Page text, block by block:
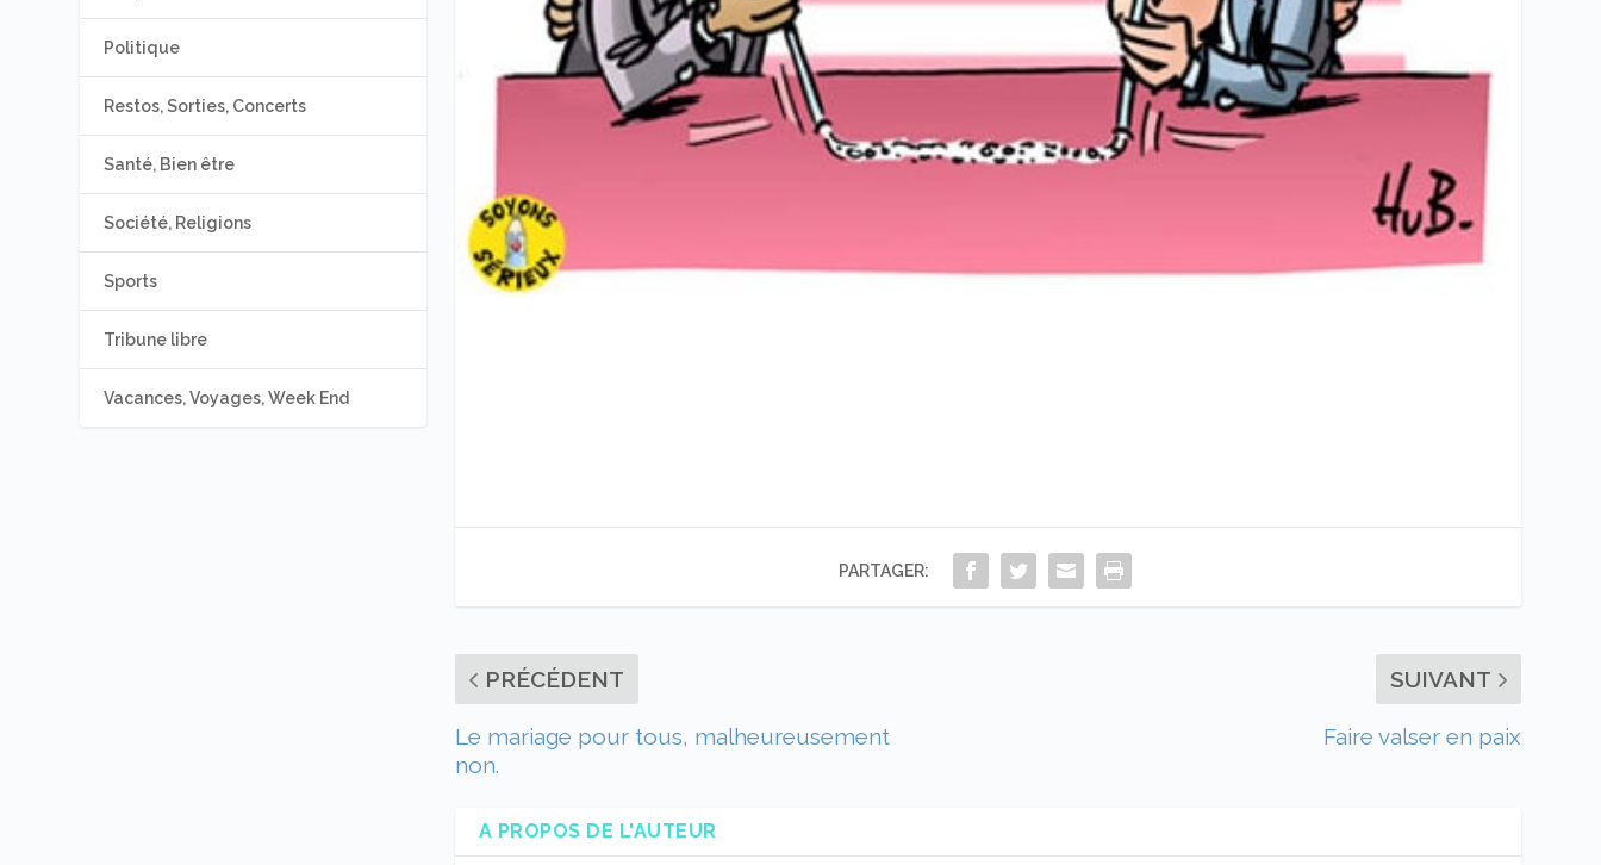
PARTAGER:
PRÉCÉDENT
Le mariage pour tous, malheureusement
non.
SUIVANT
Faire valser en paix
A PROPOS DE L'AUTEUR
Politique
Restos, Sorties, Concerts
Santé, Bien être
Société, Religions
Sports
Tribune libre
Vacances, Voyages, Week End